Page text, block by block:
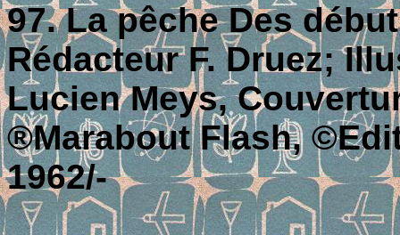
97. La pêche Des
Rédacteur F. Druez;
Lucien Meys,
®Marabout Flash,
1962/-